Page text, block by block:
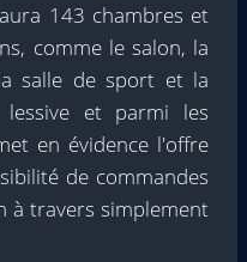
143 chambres et
comme le salon, la
salle de sport et la
et parmi les
en évidence l'offre
de commandes
à travers simplement